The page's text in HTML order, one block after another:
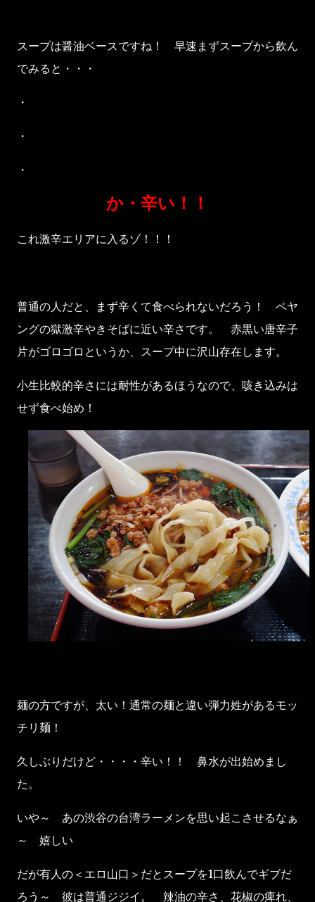
スープは醤油ベースですね！ 早速まずスープから飲ん
でみると・・・
・
・
・
か・辛い！！
これ激辛エリアに入るゾ！！！
普通の人だと、まず辛くて食べられないだろう！ ペヤ
ングの獄激辛やきそばに近い辛さです。 赤黒い唐辛子
片がゴロゴロというか、スープ中に沢山存在します。
小生比較的辛さには耐性があるほうなので、咳き込みは
せず食べ始め！
麺の方ですが、太い！通常の麺と違い弾力姓があるモッ
チリ麺！
久しぶりだけど・・・・辛い！！ 鼻水が出始めまし
た。
いや～ あの渋谷の台湾ラーメンを思い起こさせるなぁ
～ 嬉しい
だが有人の＜エロ山口＞だとスープを1口飲んでギブだ
ろう～ 彼は普通ジジイ。 辣油の辛さ、花椒の痺れ、